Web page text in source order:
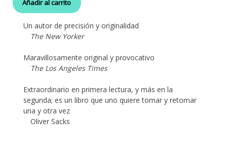
Añadir al carrito
Un autor de precisión y originalidad
The New Yorker
Maravillosamente original y provocativo
The Los Angeles Times
Extraordinario en primera lectura, y más en la
segunda; es un libro que uno quiere tomar y retomar
una y otra vez
Oliver Sacks